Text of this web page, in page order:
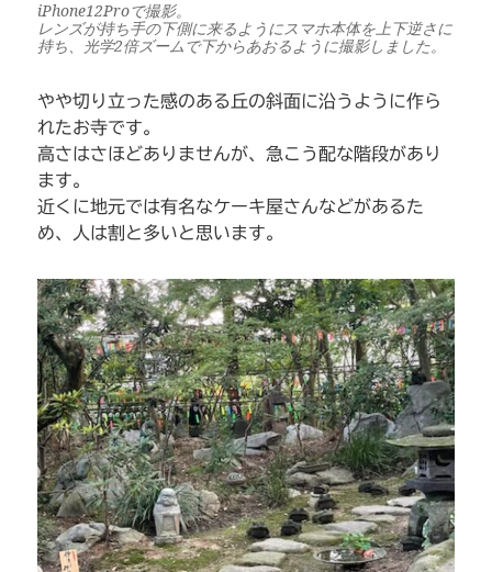
iPhone12Proで撮影。
レンズが持ち手の下側に来るようにスマホ本体を上下逆さに
持ち、光学2倍ズームで下からあおるように撮影しました。
やや切り立った感のある丘の斜面に沿うように作ら
れたお寺です。
高さはさほどありませんが、急こう配な階段があり
ます。
近くに地元では有名なケーキ屋さんなどがあるた
め、人は割と多いと思います。